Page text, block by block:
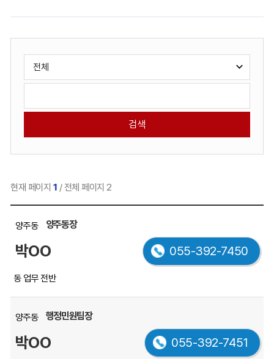
게
판
검
유
택
어
현재 페이지 1 / 전체 페이지 2
원
목
록
부
서,
직
이
양주동 양주동장
박OO 055-392-7450
동 업무 전반
양주동 행정민원팀장
박OO 055-392-7451